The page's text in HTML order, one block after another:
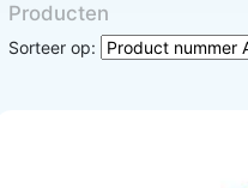
Producten
Sorteer op: